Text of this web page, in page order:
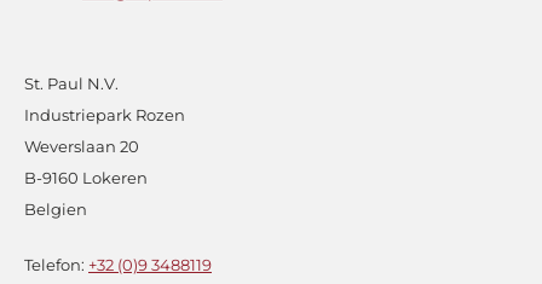
St. Paul N.V.
Industriepark Rozen
Weverslaan 20
B-9160 Lokeren
Belgien
Telefon: +32 (0)9 3488119